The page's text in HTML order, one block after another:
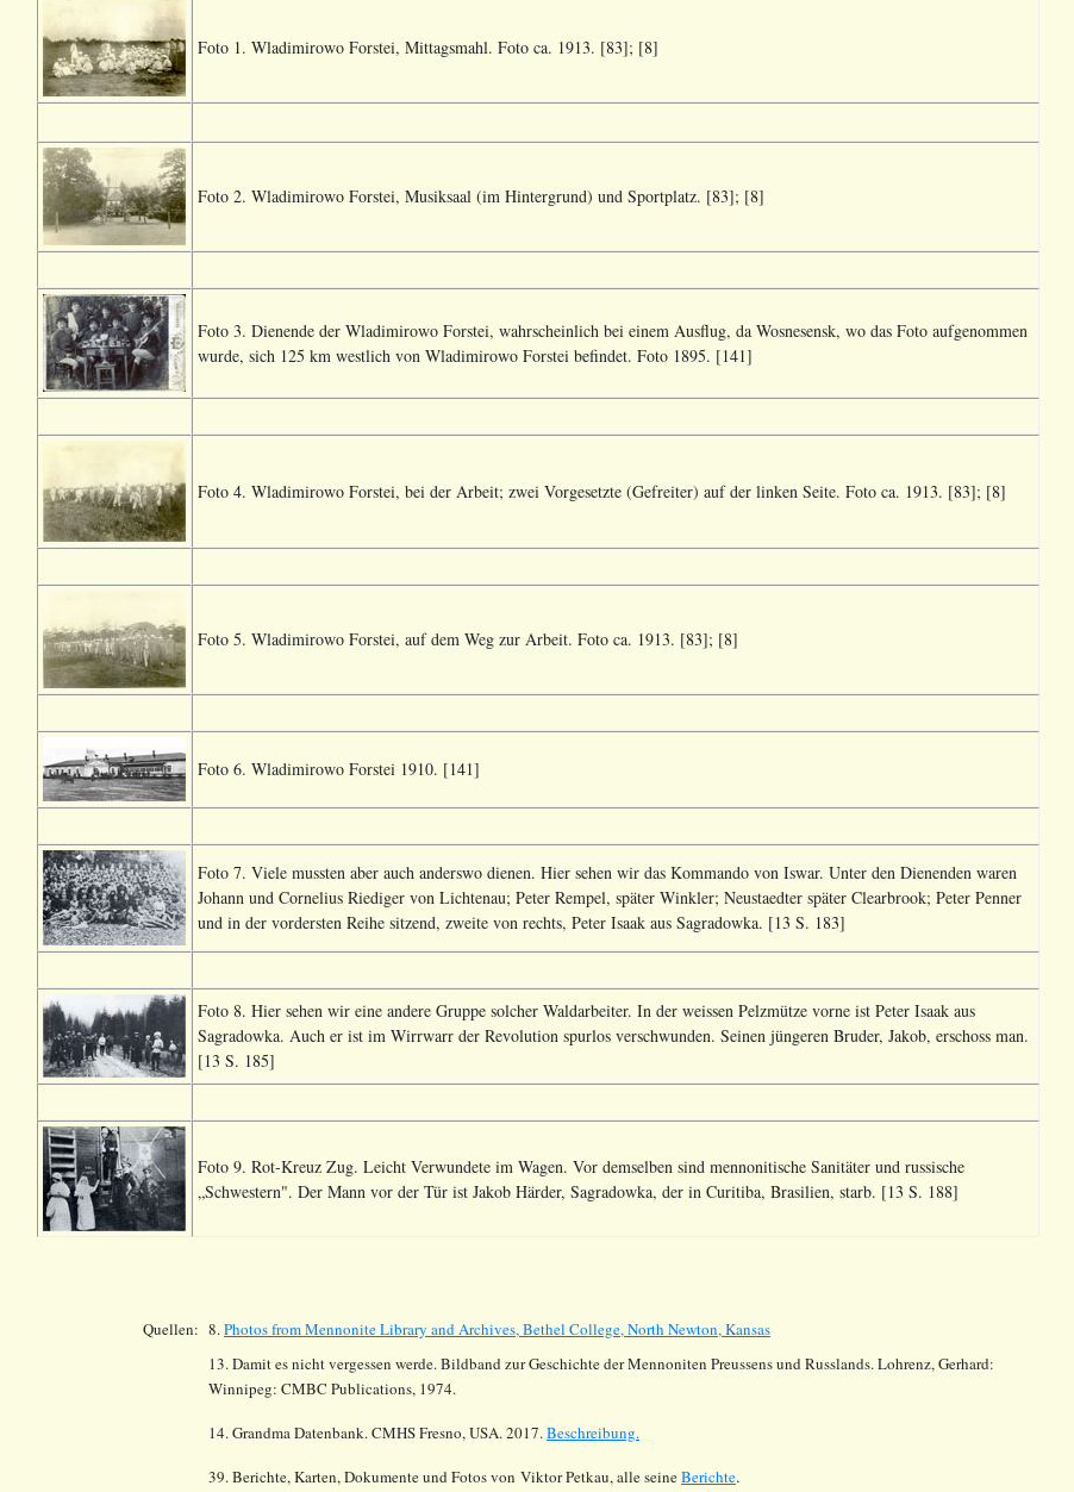
Foto 1. Wladimirowo Forstei, Mittagsmahl. Foto ca. 1913. [83]; [8]
Foto 2. Wladimirowo Forstei, Musiksaal (im Hintergrund) und Sportplatz. [83]; [8]
Foto 3. Dienende der Wladimirowo Forstei, wahrscheinlich bei einem Ausflug, da Wosnesensk, wo das Foto aufgenommen
wurde, sich 125 km westlich von Wladimirowo Forstei befindet. Foto 1895. [141]
Foto 4. Wladimirowo Forstei, bei der Arbeit; zwei Vorgesetzte (Gefreiter) auf der linken Seite. Foto ca. 1913. [83]; [8]
Foto 5. Wladimirowo Forstei, auf dem Weg zur Arbeit. Foto ca. 1913. [83]; [8]
Foto 6. Wladimirowo Forstei 1910. [141]
Foto 7. Viele mussten aber auch anderswo dienen. Hier sehen wir das Kommando von Iswar. Unter den Dienenden waren
Johann und Cornelius Riediger von Lichtenau; Peter Rempel, später Winkler; Neustaedter später Clearbrook; Peter Penner
und in der vordersten Reihe sitzend, zweite von rechts, Peter Isaak aus Sagradowka. [13 S. 183]
Foto 8. Hier sehen wir eine andere Gruppe solcher Waldarbeiter. In der weissen Pelzmütze vorne ist Peter Isaak aus
Sagradowka. Auch er ist im Wirrwarr der Revolution spurlos verschwunden. Seinen jüngeren Bruder, Jakob, erschoss man.
[13 S. 185]
Foto 9. Rot-Kreuz Zug. Leicht Verwundete im Wagen. Vor demselben sind mennonitische Sanitäter und russische
„Schwestern". Der Mann vor der Tür ist Jakob Härder, Sagradowka, der in Curitiba, Brasilien, starb. [13 S. 188]
Quellen: 8.Photos from Mennonite Library and Archives, Bethel College, North Newton, Kansas
13. Damit es nicht vergessen werde. Bildband zur Geschichte der Mennoniten Preussens und Russlands. Lohrenz, Gerhard:
Winnipeg: CMBC Publications, 1974.
14.Grandma Datenbank. CMHS Fresno, USA. 2017.Beschreibung.
39. Berichte, Karten, Dokumente und Fotos von Viktor Petkau, alle seineBerichte.